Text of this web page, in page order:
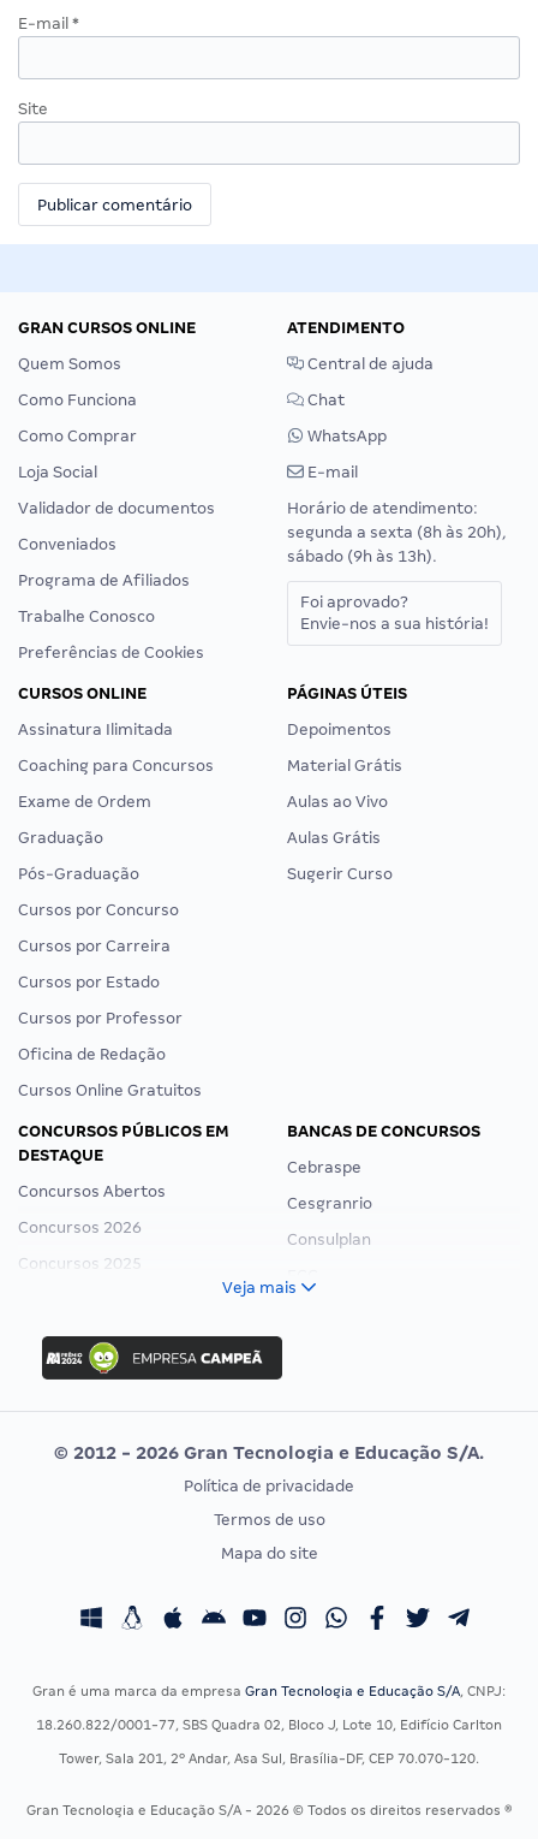
E-mail *
Site
GRAN CURSOS ONLINE
Quem Somos
Como Funciona
Como Comprar
Loja Social
Validador de documentos
Conveniados
Programa de Afiliados
Trabalhe Conosco
Preferências de Cookies
ATENDIMENTO
Central de ajuda
Chat
WhatsApp
E-mail
Horário de atendimento:
segunda a sexta (8h às 20h),
sábado (9h às 13h).
Foi aprovado?
Envie-nos a sua história!
CURSOS ONLINE
Assinatura Ilimitada
Coaching para Concursos
Exame de Ordem
Graduação
Pós-Graduação
Cursos por Concurso
Cursos por Carreira
Cursos por Estado
Cursos por Professor
Oficina de Redação
Cursos Online Gratuitos
PÁGINAS ÚTEIS
Depoimentos
Material Grátis
Aulas ao Vivo
Aulas Grátis
Sugerir Curso
CONCURSOS PÚBLICOS EM
DESTAQUE
Concursos Abertos
Concursos 2026
Concursos 2025
Concurso Ibama
Concurso MPU
Editais publicados
BANCAS DE CONCURSOS
Cebraspe
Cesgranrio
Consulplan
Vunesp
CONCURSOS POR PROFISSÃO
Concursos Fiscais
Concursos Saúde
Residência Multiprofissional
EXAME DE ORDEM
Calendário OAB
Veja mais
© 2012 - 2026 Gran Tecnologia e Educação S/A.
Política de privacidade
Termos de uso
Mapa do site
Gran é uma marca da empresa Gran Tecnologia e Educação S/A, CNPJ:
18.260.822/0001-77, SBS Quadra 02, Bloco J, Lote 10, Edifício Carlton
Tower, Sala 201, 2º Andar, Asa Sul, Brasília-DF, CEP 70.070-120.
Gran Tecnologia e Educação S/A - 2026 © Todos os direitos reservados ®